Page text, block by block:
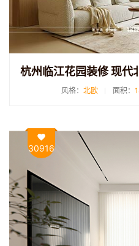
杭州临江花园装修 现代
风格： 北欧 面积：
30916